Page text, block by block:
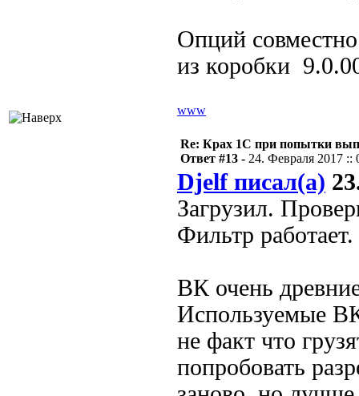
Опций
из коробки
www
Re: Крах 1С при попытки
Ответ #13 - 24. Февраля 2017 ::
Djelf писал(а)
Загрузил.
Фильтр работает.
ВК очень
Используемые
не факт что
попробовать